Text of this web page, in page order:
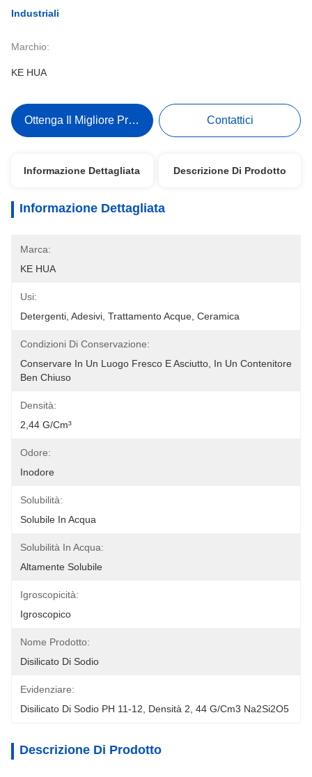
Industriali
Marchio:
KE HUA
Ottenga Il Migliore Prezzo Contattici
Informazione Dettagliata Descrizione Di Prodotto
Informazione Dettagliata
Marca:
KE HUA
Usi:
Detergenti, Adesivi, Trattamento Acque, Ceramica
Condizioni Di Conservazione:
Conservare In Un Luogo Fresco E Asciutto, In Un Contenitore
Ben Chiuso
Densità:
2,44 G/cm³
Odore:
Inodore
Solubilità:
Solubile In Acqua
Solubilità In Acqua:
Altamente Solubile
Igroscopicità:
Igroscopico
Nome Prodotto:
Disilicato Di Sodio
Evidenziare:
Disilicato Di Sodio PH 11-12
Densità 2 44 G/cm3 Na2Si2O5
Descrizione Di Prodotto